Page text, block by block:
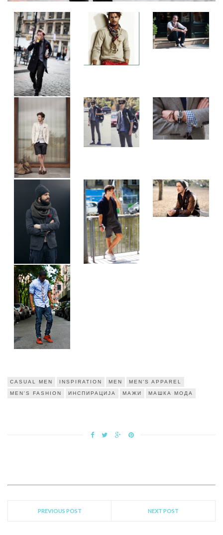
CASUAL MEN INSPIRATION MEN MEN'S APPAREL
MEN'S FASHION ИНСПИРАЦИЈА МАЖИ МАШКА МОДА
PREVIOUS POST NEXT POST